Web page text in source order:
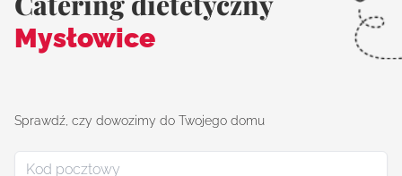
Mysłowice
Sprawdź, czy dowozimy do Twojego domu